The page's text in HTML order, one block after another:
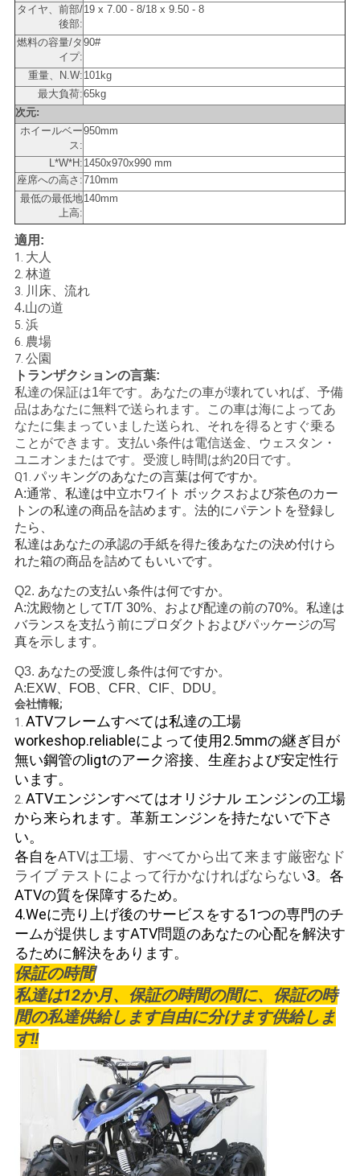
地
図
プ
ラ
イ
バ
シ
ー
ポ
リ
シ
ー
タイヤ、前部/
後部:
19 x 7.00 - 8/18 x 9.50 - 8
燃料の容量/タ
イプ:
90#
重量、N.W: 101kg
最大負荷:65kg
次元:
ホイールベー
ス:
950mm
L*W*H: 1450x970x990 mm
座席への高さ:710mm
最低の最低地
上高:
140mm
適用:
1. 大人
2. 林道
3. 川床、流れ
4.山の道
5. 浜
6. 農場
7. 公園
トランザクションの言葉:
私達の保証は1年です。あなたの車が壊れていれば、予備
品はあなたに無料で送られます。この車は海によってあ
なたに集まっていました送られ、それを得るとすぐ乗る
ことができます。支払い条件は電信送金、ウェスタン・
ユニオンまたはです。受渡し時間は約20日です。
Q1. パッキングのあなたの言葉は何ですか。
A:通常、私達は中立ホワイト ボックスおよび茶色のカー
トンの私達の商品を詰めます。法的にパテントを登録し
たら、
私達はあなたの承認の手紙を得た後あなたの決め付けら
れた箱の商品を詰めてもいいです。
Q2. あなたの支払い条件は何ですか。
A:沈殿物としてT/T 30%、および配達の前の70%。私達は
バランスを支払う前にプロダクトおよびパッケージの写
真を示します。
Q3. あなたの受渡し条件は何ですか。
A:EXW、FOB、CFR、CIF、DDU。
会社情報;
1. ATVフレームすべては私達の工場
workeshop.reliableによって使用2.5mmの継ぎ目が
無い鋼管のligtのアーク溶接、生産および安定性行
います。
2. ATVエンジンすべてはオリジナル エンジンの工場
から来られます。革新エンジンを持たないで下さ
い。
各自をATVは工場、すべてから出て来ます厳密なド
ライブ テストによって行かなければならない3。 各
ATVの質を保障するため。
4.Weに売り上げ後のサービスをする1つの専門のチ
ームが提供しますATV問題のあなたの心配を解決す
るために解決をあります。
保証の時間
私達は12か月、保証の時間の間に、保証の時
間の私達供給します自由に分けます供給しま
す!!